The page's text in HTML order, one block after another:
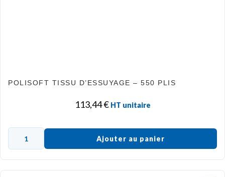
POLISOFT TISSU D’ESSUYAGE – 550 PLIS
113,44€ HT unitaire
Ajouter au panier